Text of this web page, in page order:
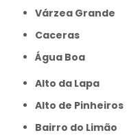
Várzea Grande
caceras
Água Boa
Alto da Lapa
Alto de Pinheiros
Bairro do Limão